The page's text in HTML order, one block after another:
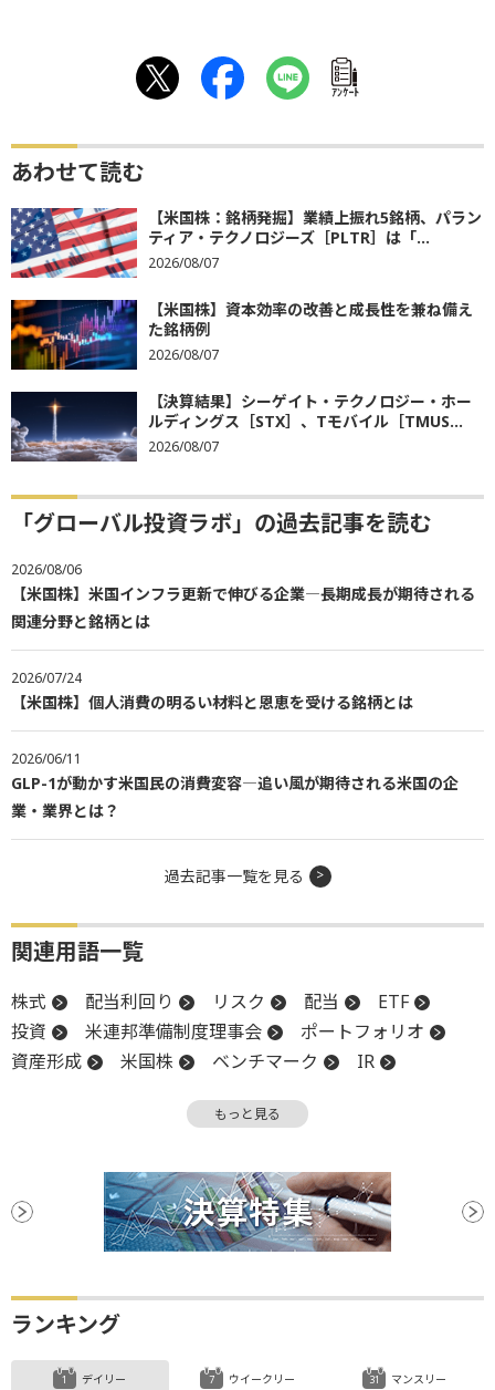
ｱﾝｹｰﾄ
あわせて読む
【米国株：銘柄発掘】業績上振れ5銘柄、パラン
ティア・テクノロジーズ［PLTR］は「...
2026/08/07
【米国株】資本効率の改善と成長性を兼ね備え
た銘柄例
2026/08/07
【決算結果】シーゲイト・テクノロジー・ホー
ルディングス［STX］、Tモバイル［TMUS...
2026/08/07
「グローバル投資ラボ」の過去記事を読む
2026/08/06
【米国株】米国インフラ更新で伸びる企業―長期成長が期待される
関連分野と銘柄とは
2026/07/24
【米国株】個人消費の明るい材料と恩恵を受ける銘柄とは
2026/06/11
GLP-1が動かす米国民の消費変容―追い風が期待される米国の企
業・業界とは？
過去記事一覧を見る
関連用語一覧
株式 配当利回り リスク 配当
ETF
投資
米連邦準備制度理事会
ポートフォリオ
資産形成
米国株 ベンチマーク
IR
分散投資 リスク許容度
もっと見る
ランキング
デイリー ウイークリー マンスリー